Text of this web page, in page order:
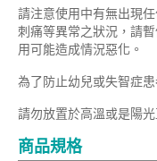
請注意使用中有無出現
刺痛等異常之狀況，請
用可能造成情況惡化。
為了防止幼兒或失智症
請勿放置於高溫或是陽光
商品規格